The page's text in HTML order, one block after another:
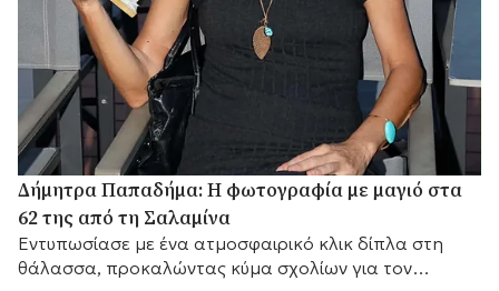
Δήμητρα Παπαδήμα: Η φωτογραφία με μαγιό στα
62 της από τη Σαλαμίνα
Εντυπωσίασε με ένα ατμοσφαιρικό κλικ δίπλα στη
θάλασσα, προκαλώντας κύμα σχολίων για τον